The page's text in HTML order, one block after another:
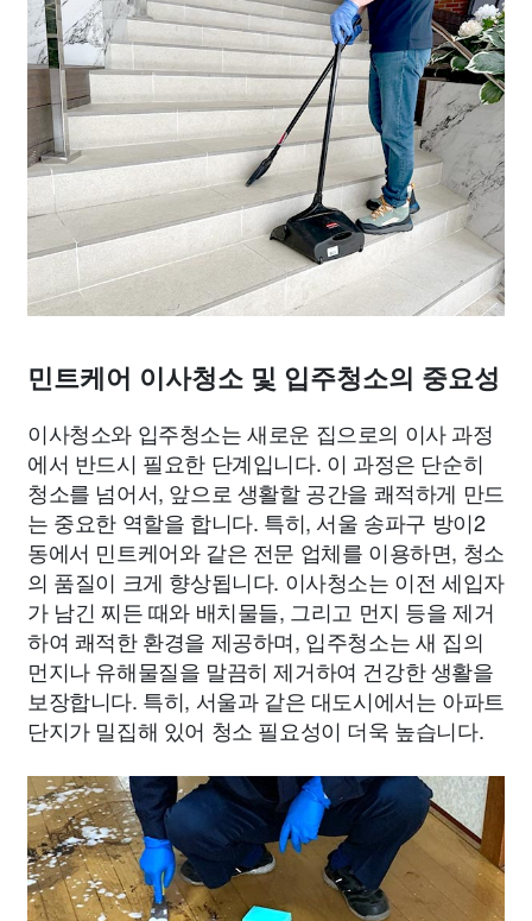
민트케어 이사청소 및 입주청소의 중요성
이사청소와 입주청소는 새로운 집으로의 이사 과정
에서 반드시 필요한 단계입니다. 이 과정은 단순히
청소를 넘어서, 앞으로 생활할 공간을 쾌적하게 만드
는 중요한 역할을 합니다. 특히, 서울 송파구 방이2
동에서 민트케어와 같은 전문 업체를 이용하면, 청소
의 품질이 크게 향상됩니다. 이사청소는 이전 세입자
가 남긴 찌든 때와 배치물들, 그리고 먼지 등을 제거
하여 쾌적한 환경을 제공하며, 입주청소는 새 집의
먼지나 유해물질을 말끔히 제거하여 건강한 생활을
보장합니다. 특히, 서울과 같은 대도시에서는 아파트
단지가 밀집해 있어 청소 필요성이 더욱 높습니다.